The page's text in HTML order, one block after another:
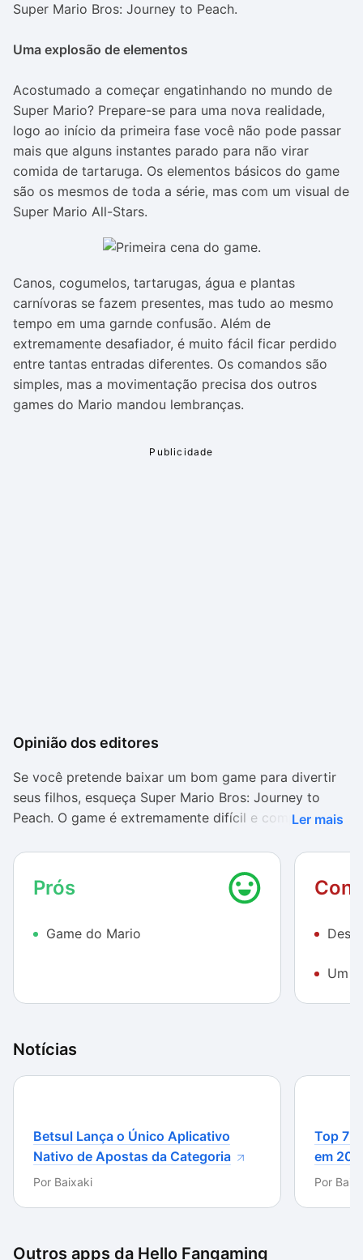
Super Mario Bros: Journey to Peach.
Uma explosão de elementos
Acostumado a começar engatinhando no mundo de
Super Mario? Prepare-se para uma nova realidade,
logo ao início da primeira fase você não pode passar
mais que alguns instantes parado para não virar
comida de tartaruga. Os elementos básicos do game
são os mesmos de toda a série, mas com um visual de
Super Mario All-Stars.
Canos, cogumelos, tartarugas, água e plantas
carnívoras se fazem presentes, mas tudo ao mesmo
tempo em uma garnde confusão. Além de
extremamente desafiador, é muito fácil ficar perdido
entre tantas entradas diferentes. Os comandos são
simples, mas a movimentação precisa dos outros
games do Mario mandou lembranças.
Opinião dos editores
Se você pretende baixar um bom game para divertir
seus filhos, esqueça Super Mario Bros: Journey to
Peach. O game é extremamente difícil e complicado,
data que procuram por desafios hardcore com
imagens simples e trilha sonora mais do que batida. O
game não é lá grande coisa, mas tem o herói que
Ler mais
Prós
Game do Mario
Um
Notícias
Betsul Lança o Único Aplicativo
Nativo de Apostas da Categoria
Por Baixaki
Top 7
em
Por
Outros apps da Hello Fangaming